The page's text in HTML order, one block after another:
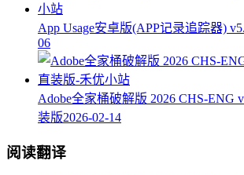
App Usage安卓版(APP记录追踪器)
06
Adobe全家桶破解版 2026 CHS-ENG
装版2026-02-14
阅读翻译